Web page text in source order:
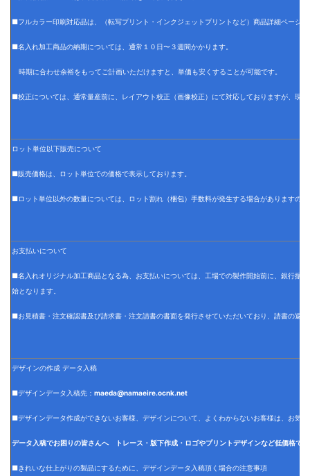
■フルカラー印刷対応品は、（転写プリント・インクジェットプリントなど）商品詳細ページ
■名入れ加工商品の納期については、通常１０日〜３週間かかります。
時期に合わせ余裕をもってご計画いただけますと、単価も安くすることが可能です。
■校正については、通常量産前に、レイアウト校正（画像校正）にて対応しておりますが、現
ロット単位以下販売について
■販売価格は、ロット単位での価格で表示しております。
■ロット単位以外の数量については、ロット割れ（梱包）手数料が発生する場合がありますの
お支払いについて
■名入れオリジナル加工商品となる為、お支払いについては、工場での製作開始前に、銀行振
始となります。
■お見積書・注文確認書及び請求書・注文請書の書面を発行させていただいており、請書の返
デザインの作成 データ入稿
■デザインデータ入稿先： maeda@namaeire.ocnk.net
■デザインデータ作成ができないお客様、デザインについて、よくわからないお客様は、お気
データ入稿でお困りの皆さんへ トレース・版下作成・ロゴやプリントデザインなど低価格で
■きれいな仕上がりの製品にするために、デザインデータ入稿頂く場合の注意事項